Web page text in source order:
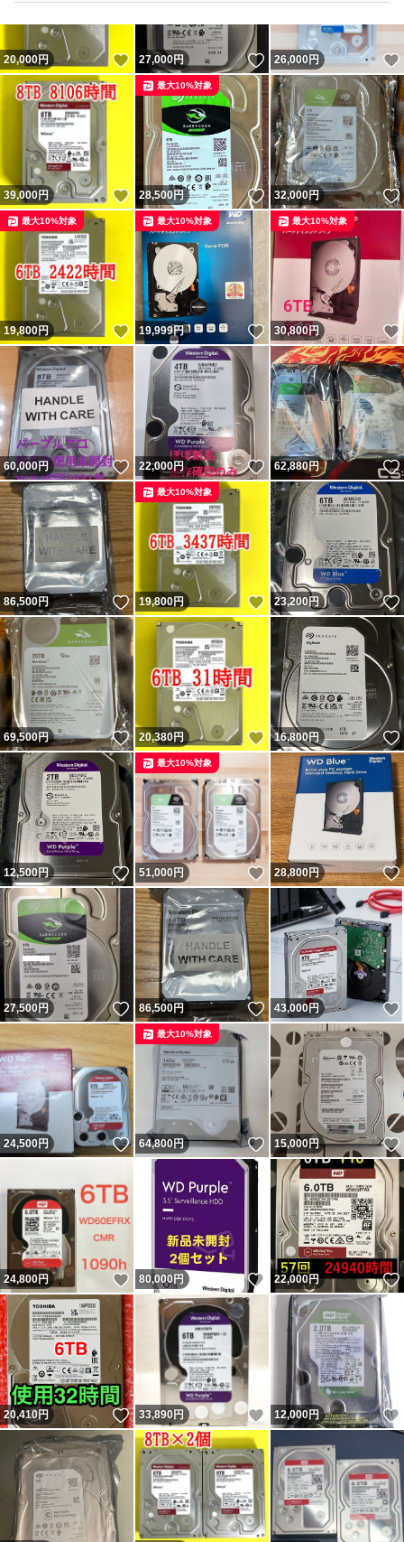
20,000円 いいね！
27,000円 いいね！
26,000円
39,000円 いいね！
28,500円 いいね！
最大10%対象
32,000円
19,800円 いいね！
最大10%対象
19,999円 いいね！
最大10%対象
30,800円
最大10%対象
60,000円 いいね！
22,000円 いいね！
62,880円
86,500円 いいね！
19,800円 いいね！
最大10%対象
23,200円
69,500円 いいね！
20,380円 いいね！
16,800円
12,500円 いいね！
51,000円 いいね！
最大10%対象
28,800円
27,500円 いいね！
86,500円 いいね！
43,000円
24,500円 いいね！
64,800円 いいね！
最大10%対象
15,000円
24,800円 いいね！
80,000 円 いいね！
22,000円
20,410円 いいね！
33,890円 いいね！
12,000円